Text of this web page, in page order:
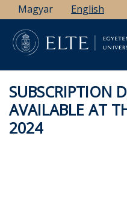
Skip
to
main
content
Magyar English
SUBSCRIPTION
AVAILABLE AT
2024